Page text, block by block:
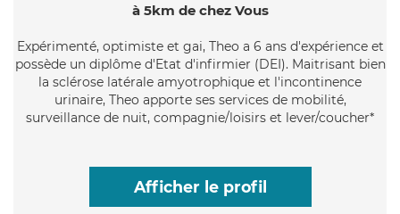
à 5km de chez Vous
Expérimenté, optimiste et gai, Theo a 6 ans d'expérience et
possède un diplôme d'Etat d'infirmier (DEI). Maitrisant bien
la sclérose latérale amyotrophique et l'incontinence
urinaire, Theo apporte ses services de mobilité,
surveillance de nuit, compagnie/loisirs et lever/coucher*
Afficher le profil